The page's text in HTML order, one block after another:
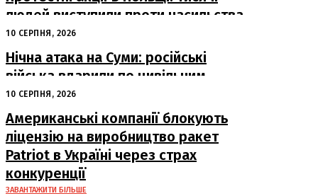
людей виступили проти насильства
над українцями
10 СЕРПНЯ, 2026
Нічна атака на Суми: російські
війська вдарили по цивільним
об’єктам, є постраждалі
10 СЕРПНЯ, 2026
Американські компанії блокують
ліцензію на виробництво ракет
Patriot в Україні через страх
конкуренції
ЗАВАНТАЖИТИ БІЛЬШЕ